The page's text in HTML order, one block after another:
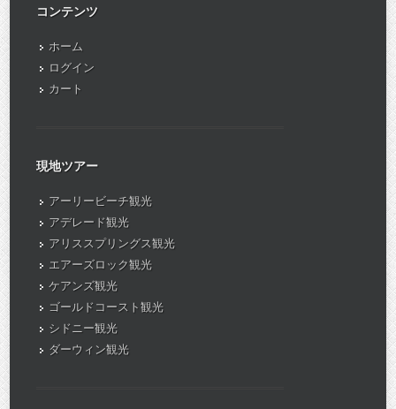
コンテンツ
ホーム
ログイン
カート
現地ツアー
アーリービーチ観光
アデレード観光
アリススプリングス観光
エアーズロック観光
ケアンズ観光
ゴールドコースト観光
シドニー観光
ダーウィン観光